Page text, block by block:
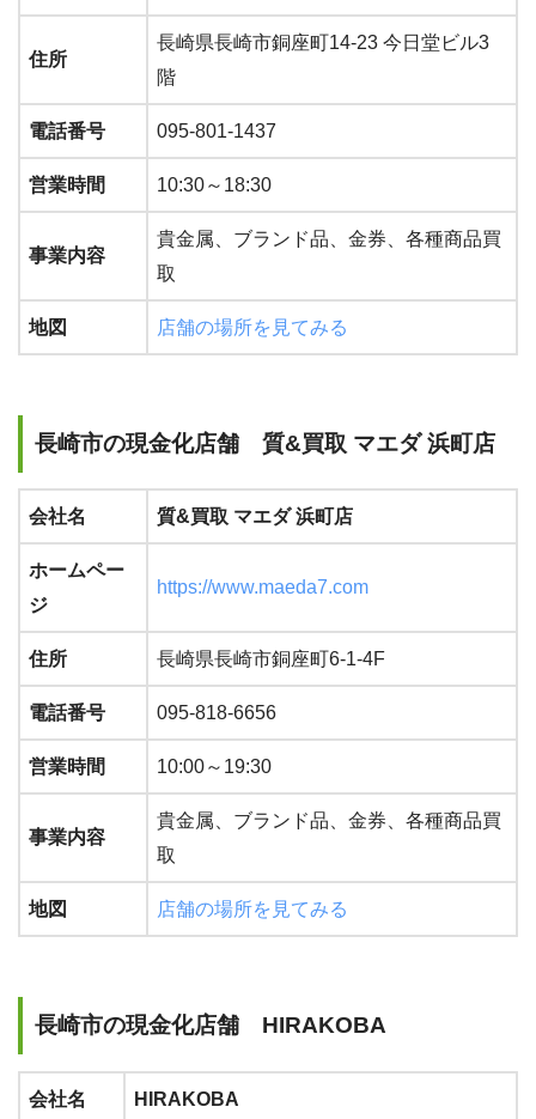
住所
長崎県長崎市銅座町14-23 今日堂ビル3
階
電話番号 095-801-1437
営業時間 10:30～18:30
事業内容
貴金属、ブランド品、金券、各種商品買
取
地図 店舗の場所を見てみる
長崎市の現金化店舗 質&買取 マエダ 浜町店
会社名 質&買取 マエダ 浜町店
ホームペー
ジ
https://www.maeda7.com
住所 長崎県長崎市銅座町6-1-4F
電話番号 095-818-6656
営業時間 10:00～19:30
事業内容
貴金属、ブランド品、金券、各種商品買
取
地図 店舗の場所を見てみる
長崎市の現金化店舗 HIRAKOBA
会社名 HIRAKOBA